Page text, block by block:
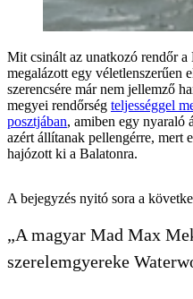
Mit csinált az unatkozó rendőr
megalázott egy véletlenszerűen
szerencsére már nem jellemző
megyei rendőrség teljességgel
posztjában, amiben egy nyaraló
azért állítanak pellengérre, mert
hajózott ki a Balatonra.
A bejegyzés nyitó sora a
„A magyar Mad Max
szerelemgyereke